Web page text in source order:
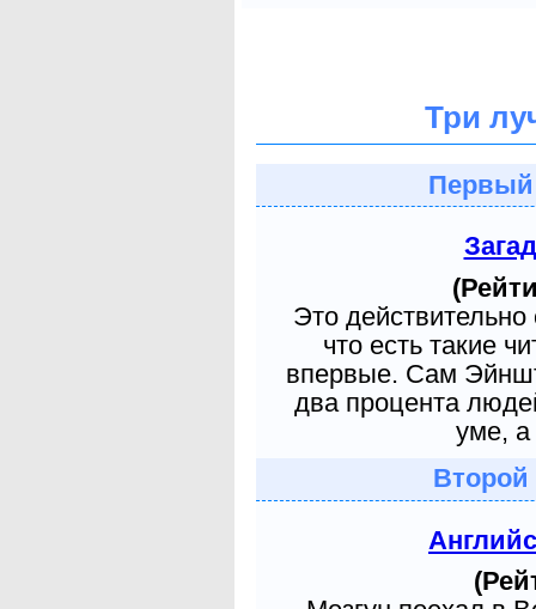
Три
Это
что есть такие
впервые. Сам
два процента
уме, а